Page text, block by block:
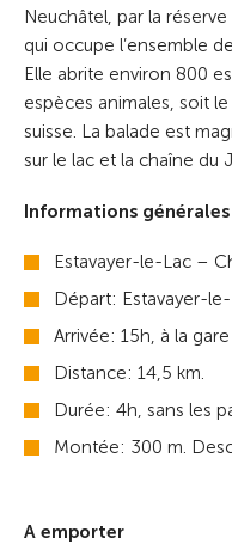
Neuchâtel, par la
qui occupe l’ensemble
Elle abrite environ 800
espèces animales, soit
suisse. La balade est
sur le lac et la chaîne du
Informations générales
Estavayer-le-Lac –
Départ: Estavayer-
Arrivée: 15h, à la
Distance: 14,5 km.
Durée: 4h, sans les
Montée: 300 m.
A emporter